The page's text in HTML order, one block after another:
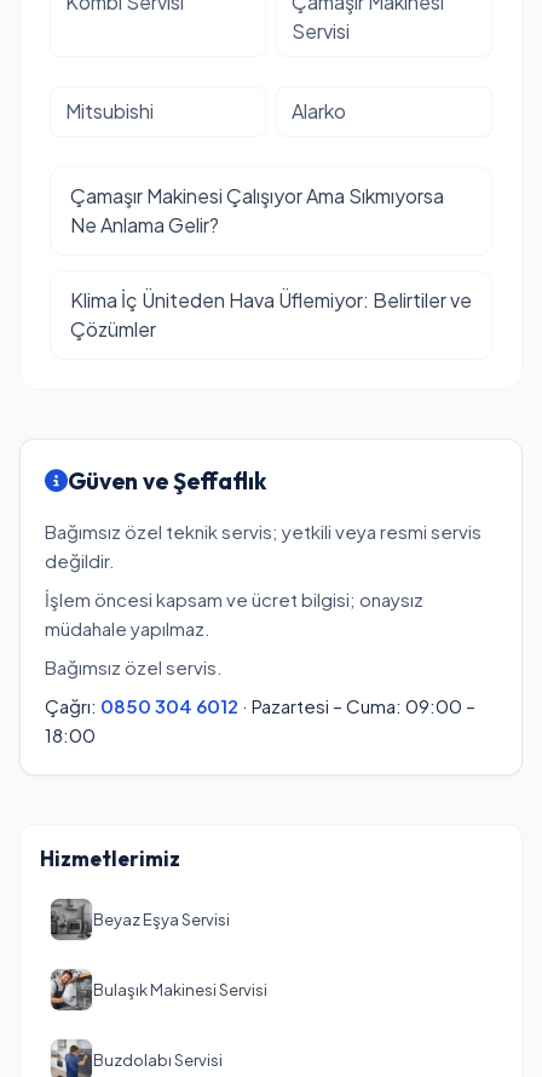
Servisi
Mitsubishi Alarko
Çamaşır Makinesi Çalışıyor Ama Sıkmıyorsa
Ne Anlama Gelir?
Klima İç Üniteden Hava Üflemiyor: Belirtiler ve
Çözümler
Güven ve Şeffaflık
Bağımsız özel teknik servis; yetkili veya resmi servis
değildir.
İşlem öncesi kapsam ve ücret bilgisi; onaysız
müdahale yapılmaz.
Bağımsız özel servis.
Çağrı: 0850 304 6012 · Pazartesi – Cuma: 09:00 –
18:00
Hizmetlerimiz
Beyaz Eşya Servisi
Bulaşık Makinesi Servisi
Buzdolabı Servisi